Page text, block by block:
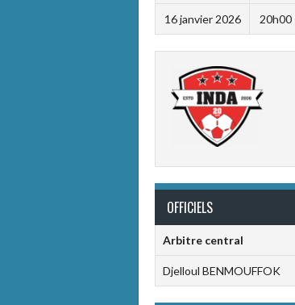
16 janvier 2026 20h00
OFFICIELS
Arbitre central
Djelloul BENMOUFFOK